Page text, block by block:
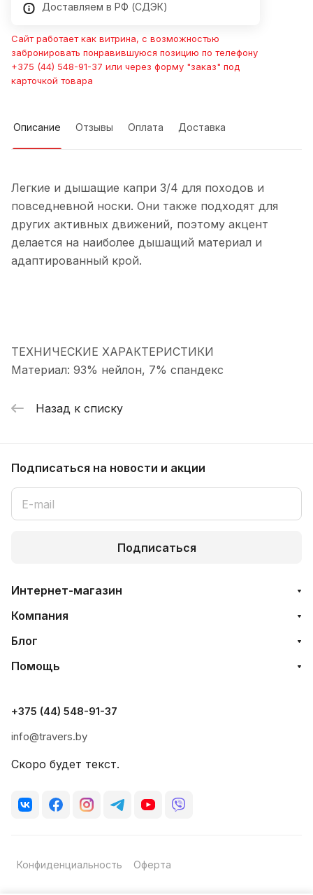
Доставляем в РФ (СДЭК)
Сайт работает как витрина, с возможностью
забронировать понравившуюся позицию по телефону
+375 (44) 548-91-37 или через форму "заказ" под
карточкой товара
Описание Отзывы Оплата Доставка
Легкие и дышащие капри 3/4 для походов и
повседневной носки. Они также подходят для
других активных движений, поэтому акцент
делается на наиболее дышащий материал и
адаптированный крой.
ТЕХНИЧЕСКИЕ ХАРАКТЕРИСТИКИ
Материал: 93% нейлон, 7% спандекс
Назад к списку
Подписаться на новости и акции
Подписаться
Интернет-магазин
Компания
Блог
Помощь
+375 (44) 548-91-37
info@travers.by
Скоро будет текст.
Конфиденциальность Оферта